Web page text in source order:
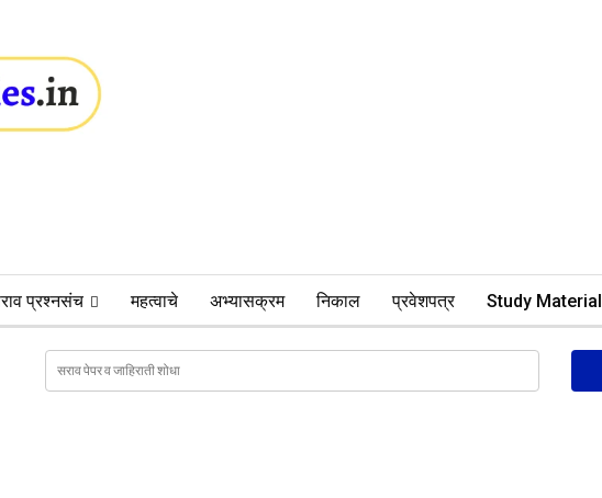
प्रश्नसंच महत्वाचे अभ्यासक्रम निकाल प्रवेशपत्र Study Material